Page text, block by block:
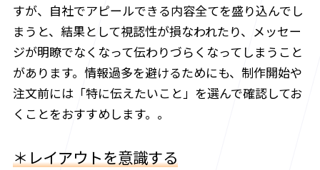
すが、自社でアピールできる内容全てを盛り込んでし
まうと、結果として視認性が損なわれたり、メッセー
ジが明瞭でなくなって伝わりづらくなってしまうこと
があります。情報過多を避けるためにも、制作開始や
注文前には「特に伝えたいこと」を選んで確認してお
くことをおすすめします。。
＊レイアウトを意識する